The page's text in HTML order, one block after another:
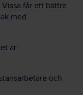
får ett bättre
med
är:
och